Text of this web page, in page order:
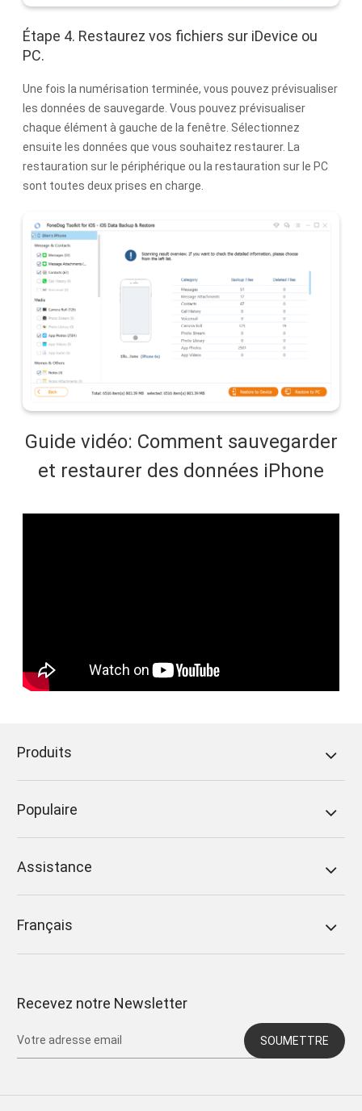
Étape 4. Restaurez vos fichiers sur iDevice ou
PC.
Une fois la numérisation terminée, vous pouvez prévisualiser
les données de sauvegarde. Vous pouvez prévisualiser
chaque élément à gauche de la fenêtre. Sélectionnez
ensuite les données que vous souhaitez restaurer. La
restauration sur le périphérique ou la restauration sur le PC
sont toutes deux prises en charge.
Guide vidéo: Comment sauvegarder
et restaurer des données iPhone
Produits
Populaire
Assistance
Français
Recevez notre Newsletter
SOUMETTRE